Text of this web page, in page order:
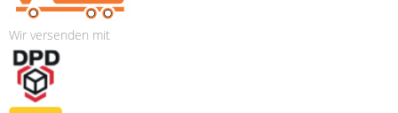
Wir versenden mit